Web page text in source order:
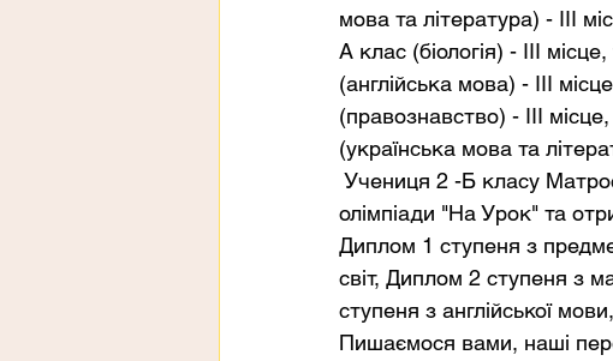
мова та література) -
А клас (біологія) - ІІІ
(англійська мова) - ІІІ
(правознавство) - ІІІ
(українська мова та
Учениця 2 -Б класу
олімпіади "На Урок" та
Диплом 1 ступеня з
світ, Диплом 2 ступеня з
ступеня з англійської
Пишаємося вами, наші